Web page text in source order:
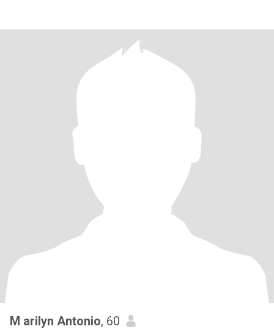
M arilyn Antonio, 60